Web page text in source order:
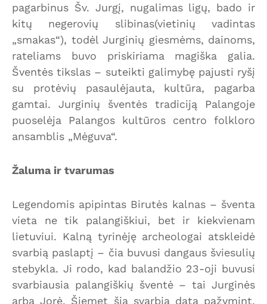
pagarbinus Šv. Jurgį, nugalimas ligų, bado ir
kitų negerovių slibinas(vietinių vadintas
„smakas“), todėl Jurginių giesmėms, dainoms,
rateliams buvo priskiriama magiška galia.
Šventės tikslas – suteikti galimybę pajusti ryšį
su protėvių pasaulėjauta, kultūra, pagarba
gamtai. Jurginių šventės tradiciją Palangoje
puoselėja Palangos kultūros centro folkloro
ansamblis „Mėguva“.
Žaluma ir tvarumas
Legendomis apipintas Birutės kalnas – šventa
vieta ne tik palangiškiui, bet ir kiekvienam
lietuviui. Kalną tyrinėję archeologai atskleidė
svarbią paslaptį – čia buvusi dangaus šviesulių
stebykla. Ji rodo, kad balandžio 23-oji buvusi
svarbiausia palangiškių šventė – tai Jurginės
arba Jorė. Šiemet šią svarbią datą pažymint,